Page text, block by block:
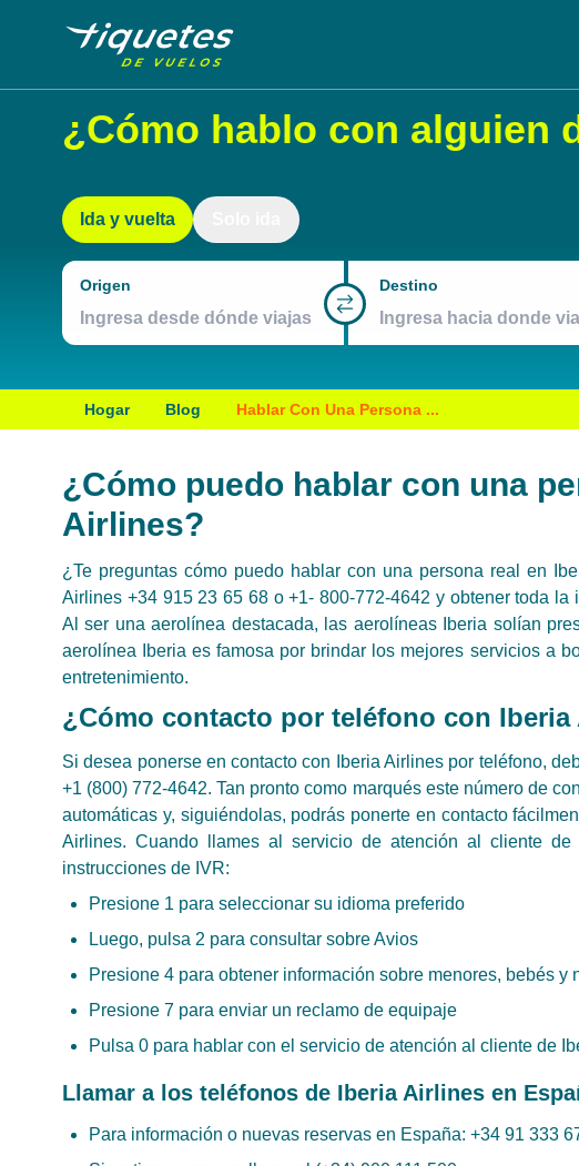
¿Cómo hablo con alguien
Ida y vuelta
Origen Destino
Hogar Blog Hablar Con Una Persona ...
¿Cómo puedo hablar con una
Airlines?
¿Te preguntas cómo puedo hablar con una persona real en
Airlines +34 915 23 65 68 o +1- 800-772-4642 y obtener toda
Al ser una aerolínea destacada, las aerolíneas Iberia solían
aerolínea Iberia es famosa por brindar los mejores servicios a
entretenimiento.
¿Cómo contacto por teléfono con Iberia
Si desea ponerse en contacto con Iberia Airlines por teléfono,
+1 (800) 772-4642. Tan pronto como marqués este número de
automáticas y, siguiéndolas, podrás ponerte en contacto
Airlines. Cuando llames al servicio de atención al cliente
instrucciones de IVR:
Presione 1 para seleccionar su idioma preferido
Luego, pulsa 2 para consultar sobre Avios
Presione 4 para obtener información sobre menores, bebés y
Presione 7 para enviar un reclamo de equipaje
Pulsa 0 para hablar con el servicio de atención al cliente de
Llamar a los teléfonos de Iberia Airlines en
Para información o nuevas reservas en España: +34 91 333